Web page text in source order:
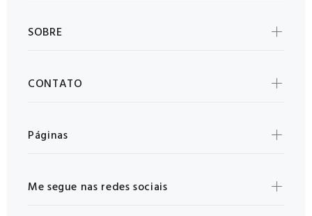
Me segue nas redes sociais
SOBRE
CONTATO
Páginas